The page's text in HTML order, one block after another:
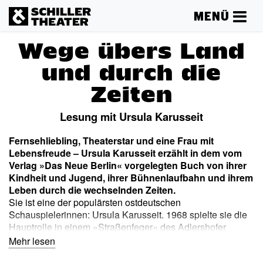
MENÜ
Wege übers Land
und durch die
Zeiten
Lesung mit Ursula Karusseit
Fernsehliebling, Theaterstar und eine Frau mit
Lebensfreude – Ursula Karusseit erzählt in dem vom
Verlag »Das Neue Berlin« vorgelegten Buch von ihrer
Kindheit und Jugend, ihrer Bühnenlaufbahn und ihrem
Leben durch die wechselnden Zeiten.
Sie ist eine der populärsten ostdeutschen
Schauspielerinnen: Ursula Karusseit. 1968 spielte sie die
Hauptrolle in einem »Straßenfeger« des Adlershofer
Fernsehens: »Wege übers Land«, einem Fünfteiler von
Helmut Sakowski. Sie war am Deutschen Theater Berlin
Mehr lesen